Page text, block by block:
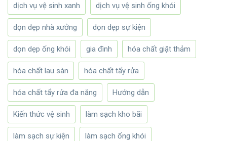
dịch vụ vệ sinh xanh dịch vụ vệ sinh ống khói
dọn dẹp nhà xưởng dọn dẹp sự kiện
dọn dẹp ống khói gia đình hóa chất giặt thảm
hóa chất lau sàn hóa chất tẩy rửa
hóa chất tẩy rửa đa năng Hướng dẫn
Kiến thức vệ sinh làm sạch kho bãi
làm sạch sự kiện làm sạch ống khói